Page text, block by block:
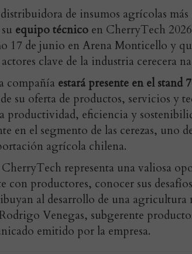
de insumos agrícolas
equipo técnico en CherryTech
17 de junio en Arena Monticello y
clave de la industria cerecera
compañía estará presente en el stand
su oferta de productos, servicios y
productividad, eficiencia y
en el segmento de las cerezas, uno
agrícola chilena.
representa una valiosa
con productores, conocer sus
al desarrollo de una agricultura
Venegas, subgerente
emitido por la empresa.